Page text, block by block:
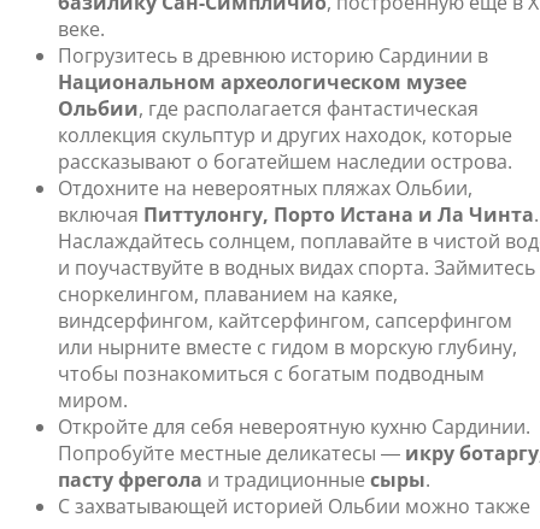
веке.
Погрузитесь в древнюю историю Сардинии в
Национальном археологическом музее
Ольбии, где располагается фантастическая
коллекция скульптур и других находок, которые
рассказывают о богатейшем наследии острова.
Отдохните на невероятных пляжах Ольбии,
включая Питтулонгу, Порто Истана и Ла Чинта.
Наслаждайтесь солнцем, поплавайте в чистой
и поучаствуйте в водных видах спорта. Займитесь
сноркелингом, плаванием на каяке,
виндсерфингом, кайтсерфингом, сапсерфингом
или нырните вместе с гидом в морскую глубину,
чтобы познакомиться с богатым подводным
миром.
Откройте для себя невероятную кухню Сардинии.
Попробуйте местные деликатесы ― икру
пасту фрегола и традиционные сыры.
С захватывающей историей Ольбии можно также